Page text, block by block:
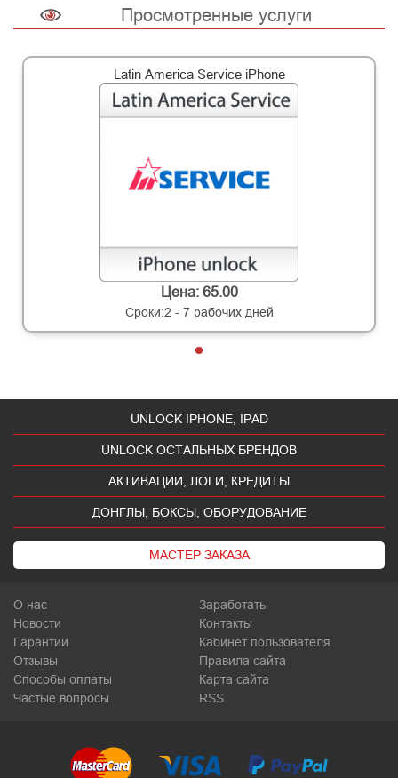
Просмотренные услуги
Latin America Service iPhone
Цена: 65.00
Сроки:2 - 7 рабочих дней
UNLOCK IPHONE, IPAD
UNLOCK ОСТАЛЬНЫХ БРЕНДОВ
АКТИВАЦИИ, ЛОГИ, КРЕДИТЫ
ДОНГЛЫ, БОКСЫ, ОБОРУДОВАНИЕ
МАСТЕР ЗАКАЗА
О нас
Новости
Гарантии
Отзывы
Способы оплаты
Частые вопросы
Заработать
Контакты
Кабинет пользователя
Правила сайта
Карта сайта
RSS